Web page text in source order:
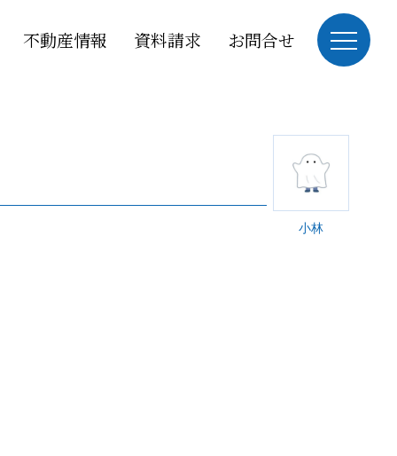
不動産情報 資料請求 お問合せ
小林